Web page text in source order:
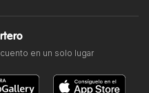
en un solo lugar